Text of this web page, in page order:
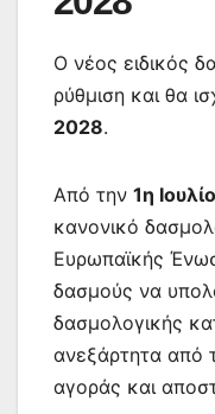
Ο νέος ειδικός
ρύθμιση και θα
2028.
Από την 1η
κανονικό
Ευρωπαϊκής
δασμούς να
δασμολογικής
ανεξάρτητα από
αγοράς και